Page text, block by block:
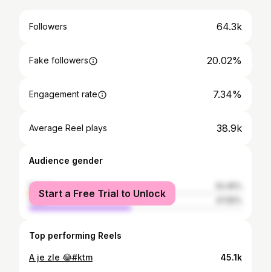
Followers 64.3k
Fake followers 20.02%
Engagement rate 7.34%
Average Reel plays 38.9k
Audience gender
female
male
Start a Free Trial to Unlock
Top performing Reels
A je zle 😂#ktm 45.1k